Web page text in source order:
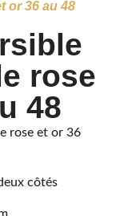
or 36 au 48
rose
48
rose et or 36
côtés